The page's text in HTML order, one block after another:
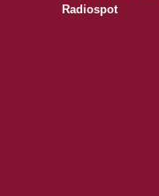
Radiospot